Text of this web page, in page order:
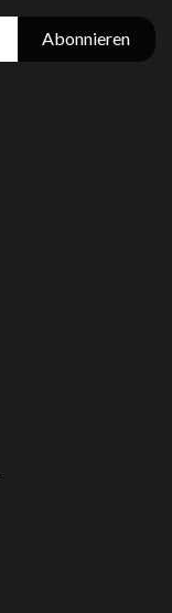
Abonnieren